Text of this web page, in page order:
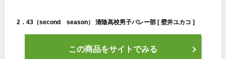
2．43（second season） 清陰高校男子バレー部 [ 壁井ユカコ ]
この商品をサイトでみる